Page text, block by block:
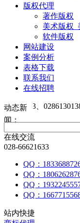
版权代理
著作版权
美术版权_
软件版权
网站建设
案例分析
表格下载
联系我们
在线招聘
动态新
闻：
、02861301386
在线交流
028-66621633
QQ：
QQ：
QQ：
QQ：
站内快捷